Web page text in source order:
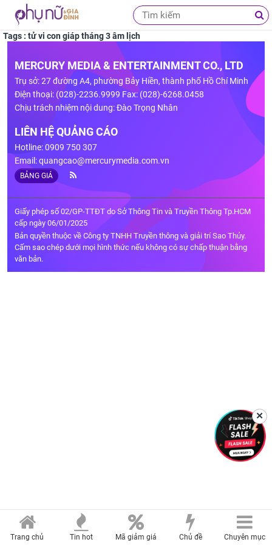
Tags : tử vi con giáp tháng 3 âm lịch
MERCURY MEDIA & ENTERTAINMENT CO., LTD
Trụ sở: 27 đường A4, phường Bảy Hiền, thành phố Hồ Chí Minh
Điện thoại: (028)-2236.9999 Fax: (028)-6268.0458
Chịu trách nhiệm nội dung: Đào Trọng Nhân
LIÊN HỆ QUẢNG CÁO
Hotline: 0909 750 307
Email:quangcao@mercurymedia.com.vn
BẢNG GIÁ
Giấy phép số 02/GP-TTĐT do Sở Thông Tin và Truyền Thông Tp.HCM
cấp ngày 06/01/2025
Bản quyền thuộc về Công ty TNHH Truyền thông và giải trí Sao Thủy.
Cấm sao chép dưới mọi hình thức nếu không có sự chấp thuận bằng
văn bản.
Trang chủ Tin hot Mã giảm giá Chủ đề Chuyên mục
✕